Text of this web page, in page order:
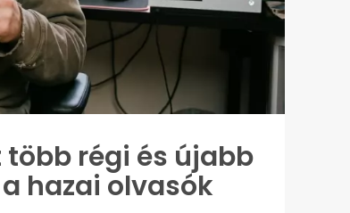
régi és újabb
hazai olvasók